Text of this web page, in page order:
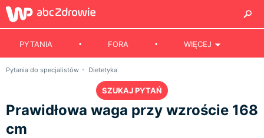
PYTANIA FORA WIĘCEJ
Pytania do specjalistów Dietetyka
SZUKAJ PYTAŃ
Prawidłowa waga przy wzroście 168
cm